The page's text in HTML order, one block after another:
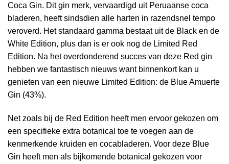
Coca Gin. Dit gin merk, vervaardigd uit Peruaanse coca
bladeren, heeft sindsdien alle harten in razendsnel tempo
veroverd. Het standaard gamma bestaat uit de Black en de
White Edition, plus dan is er ook nog de Limited Red
Edition. Na het overdonderend succes van deze Red gin
hebben we fantastisch nieuws want binnenkort kan u
genieten van een nieuwe Limited Edition: de BlueAmuerte
Gin (43%).
Net zoals bij de Red Edition heeft men ervoor gekozen om
een specifieke extra botanical toe te voegen aan de
kenmerkende kruiden en cocabladeren. Voor deze Blue
Gin heeft men als bijkomende botanical gekozen voor